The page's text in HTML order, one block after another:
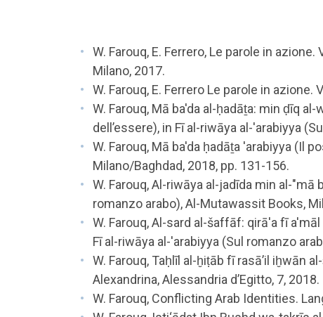
W. Farouq, E. Ferrero, Le parole in
Milano, 2017.
W. Farouq, E. Ferrero Le parole in
W. Farouq, Mā ba'da al-ḥadāṯa: min ḍīq
dell’essere), in Fī al-riwāya al-'arabiyya
W. Farouq, Mā ba'da ḥadāṯa 'arabiyya (Il
Milano/Baghdad, 2018, pp. 131-156.
W. Farouq, Al-riwāya al-jadīda min al-"mā
romanzo arabo), Al-Mutawassit Books,
W. Farouq, Al-sard al-šaffāf: qirā'a fī
Fī al-riwāya al-'arabiyya (Sul romanzo
W. Farouq, Taḥlīl al-ḫiṭāb fī rasā’il iḫwān
Alexandrina, Alessandria d’Egitto, 7, 2018.
W. Farouq, Conflicting Arab Identities.